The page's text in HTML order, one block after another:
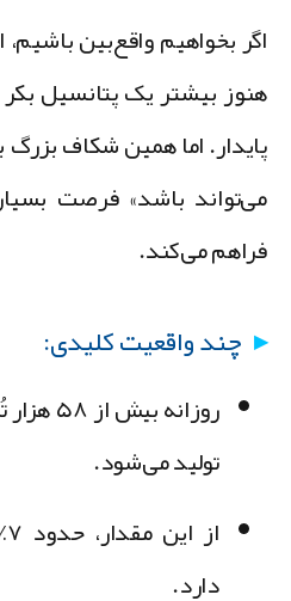
بخواهیم واقع‌بین باشیم،
بیشتر یکپتانسیل بکر
اما همین شکاف بزرگ
باشد» فرصت بسیار
می‌کند.
چند واقعیت کلیدی:
روزانه بیش از۵۸ هزار تُن زباله
تولید می‌شود.
از این مقدار، حدود۷٪
دارد.